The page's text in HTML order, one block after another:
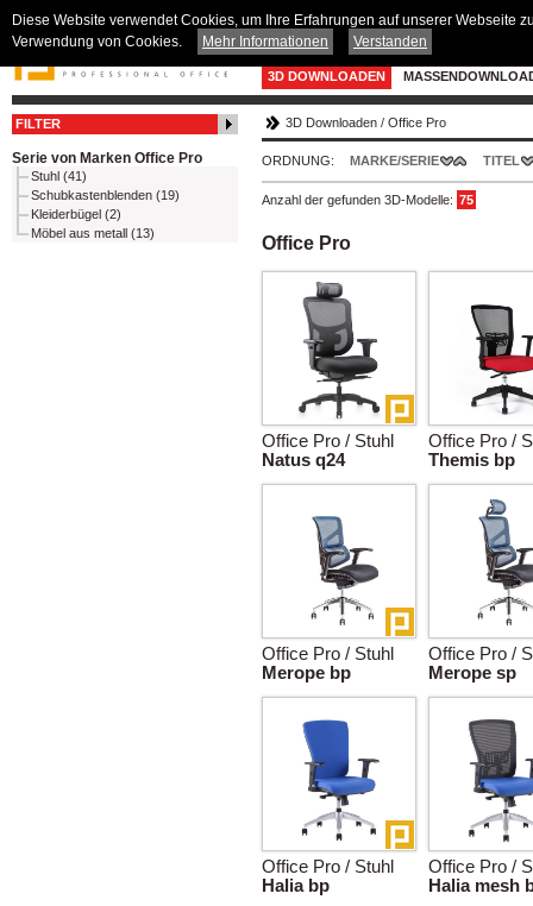
3D DOWNLOADEN
FILTER
Serie von Marken Office Pro
Stuhl (41)
Schubkastenblenden (19)
Kleiderbügel (2)
Möbel aus metall (13)
3D Downloaden / Office Pro
ORDNUNG: MARKE/SERIE TITEL
Anzahl der gefunden 3D-Modelle: 75
Office Pro
Office Pro / Stuhl
Natus q24
Office Pro /
Themis bp
Office Pro / Stuhl
Merope bp
Office Pro /
Merope sp
Office Pro / Stuhl
Halia bp
Office Pro /
Halia mesh
Diese Website verwendet Cookies, um Ihre Erfahrungen auf unserer Webseite
Verwendung von Cookies.
Mehr Informationen Verstanden